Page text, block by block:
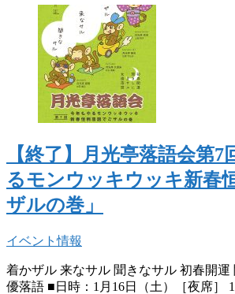
【終了】月光亭落語会第7
るモンウッキウッキ新春
ザルの巻」
イベント情報
着かザル 来なサル 聞きなサル 初春開運
優落語 ■日時：1月16日（土）［夜席］